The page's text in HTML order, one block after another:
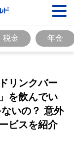
税金 年金
リンクバー
を飲んでい
いの？ 意外
ビスを紹介